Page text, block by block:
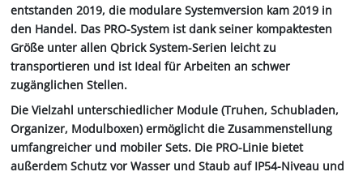
entstanden 2019, die modulare Systemversion kam 2019 in
den Handel. Das PRO-System ist dank seiner kompaktesten
Größe unter allen Qbrick System-Serien leicht zu
transportieren und ist Ideal für Arbeiten an schwer
zugänglichen Stellen.
Die Vielzahl unterschiedlicher Module (Truhen, Schubladen,
Organizer, Modulboxen) ermöglicht die Zusammenstellung
umfangreicher und mobiler Sets. Die PRO-Linie bietet
außerdem Schutz vor Wasser und Staub auf IP54-Niveau und